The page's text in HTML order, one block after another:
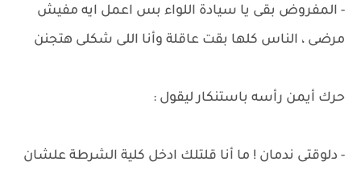
- المفروض بقى يا سيادة اللواء بس اعمل ايه مفيش
مرضى ، الناس كلها بقت عاقلة وأنا اللى شكلى هتجنن
حرك أيمن رأسه باستنكار ليقول :
- دلوقتى ندمان ! ما أنا قلتلك ادخل كلية الشرطة علشان